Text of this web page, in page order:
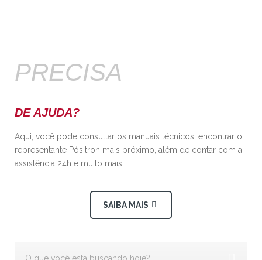
PRECISA
DE AJUDA?
Aqui, você pode consultar os manuais técnicos, encontrar o
representante Pósitron mais próximo, além de contar com a
assistência 24h e muito mais!
SAIBA MAIS